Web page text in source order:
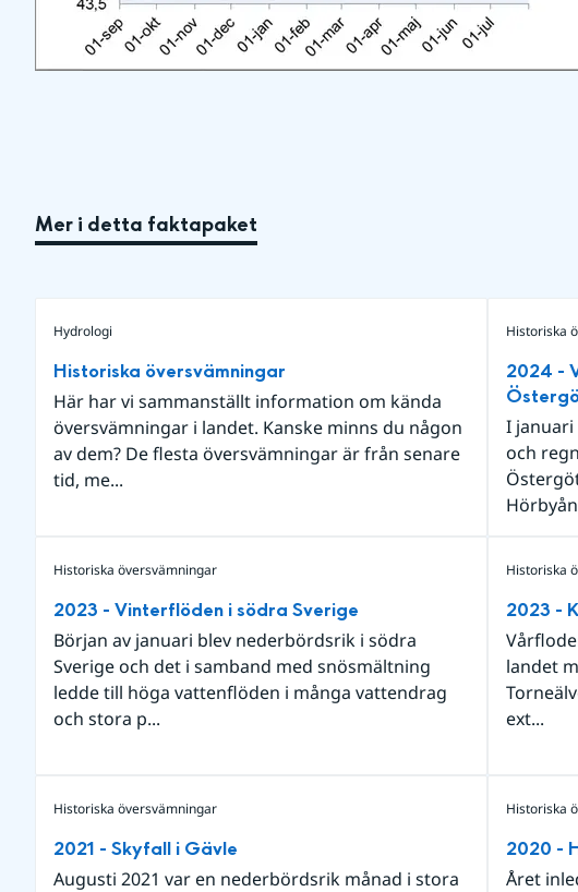
Mer i detta faktapaket
Hydrologi
Historiska översvämningar
Här har vi sammanställt information om kända
översvämningar i landet. Kanske minns du någon
av dem? De flesta översvämningar är från senare
tid, me...
Historiska
2024 -
I
och
Historiska översvämningar
2023 - Vinterflöden i södra Sverige
Början av januari blev nederbördsrik i södra
Sverige och det i samband med snösmältning
ledde till höga vattenflöden i många vattendrag
och stora p...
Historiska
2023 -
landet
ext...
Historiska översvämningar
2021 - Skyfall i Gävle
Augusti 2021 var en nederbördsrik månad i stora
Historiska
2020 -
Året